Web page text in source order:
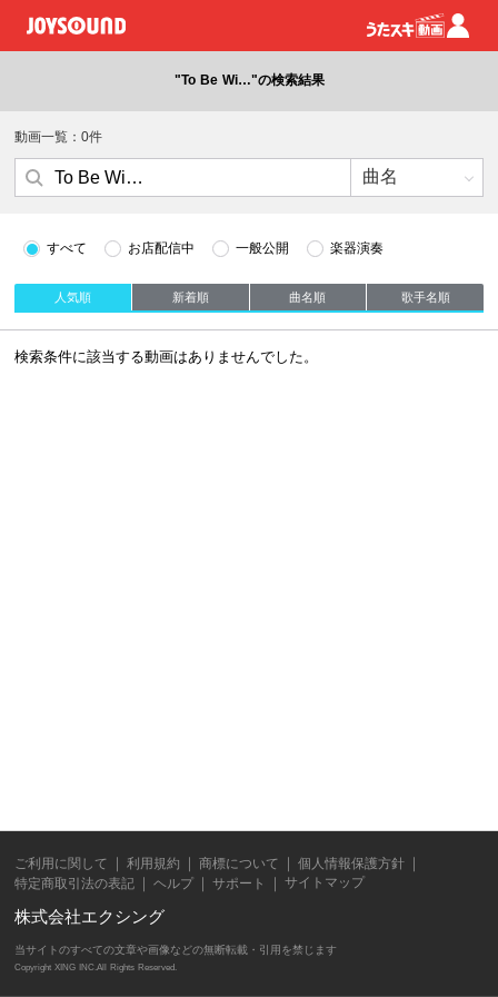
"To Be Wi…"の検索結果
動画一覧：0件
すべて お店配信中 一般公開 楽器演奏
人気順 新着順 曲名順 歌手名順
検索条件に該当する動画はありませんでした。
ご利用に関して 利用規約 商標について
個人情報保護方針
特定商取引法の表記
ヘルプ サポート サイトマップ
株式会社エクシング
当サイトのすべての文章や画像などの無断転載・引用を禁じます
Copyright XING INC.All Rights Reserved.